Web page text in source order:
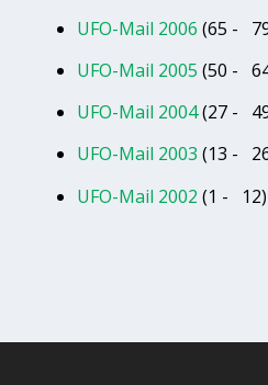
UFO-Mail 2006 (65 -
UFO-Mail 2005 (50 -
UFO-Mail 2004(27 -
UFO-Mail 2003 (13 -
UFO-Mail 2002 (1 - 12)